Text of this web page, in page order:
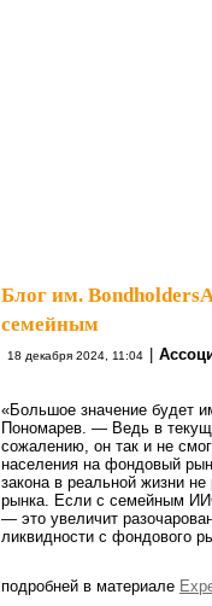
Блог им.
семейным
18 декабря 2024, 11:04
«Большое значение будет
Пономарев. — Ведь в
сожалению, он так и не
населения на фондовый
закона в реальной жизни
рынка. Если с семейным
— это увеличит
ликвидности с фондового
подробней в материале